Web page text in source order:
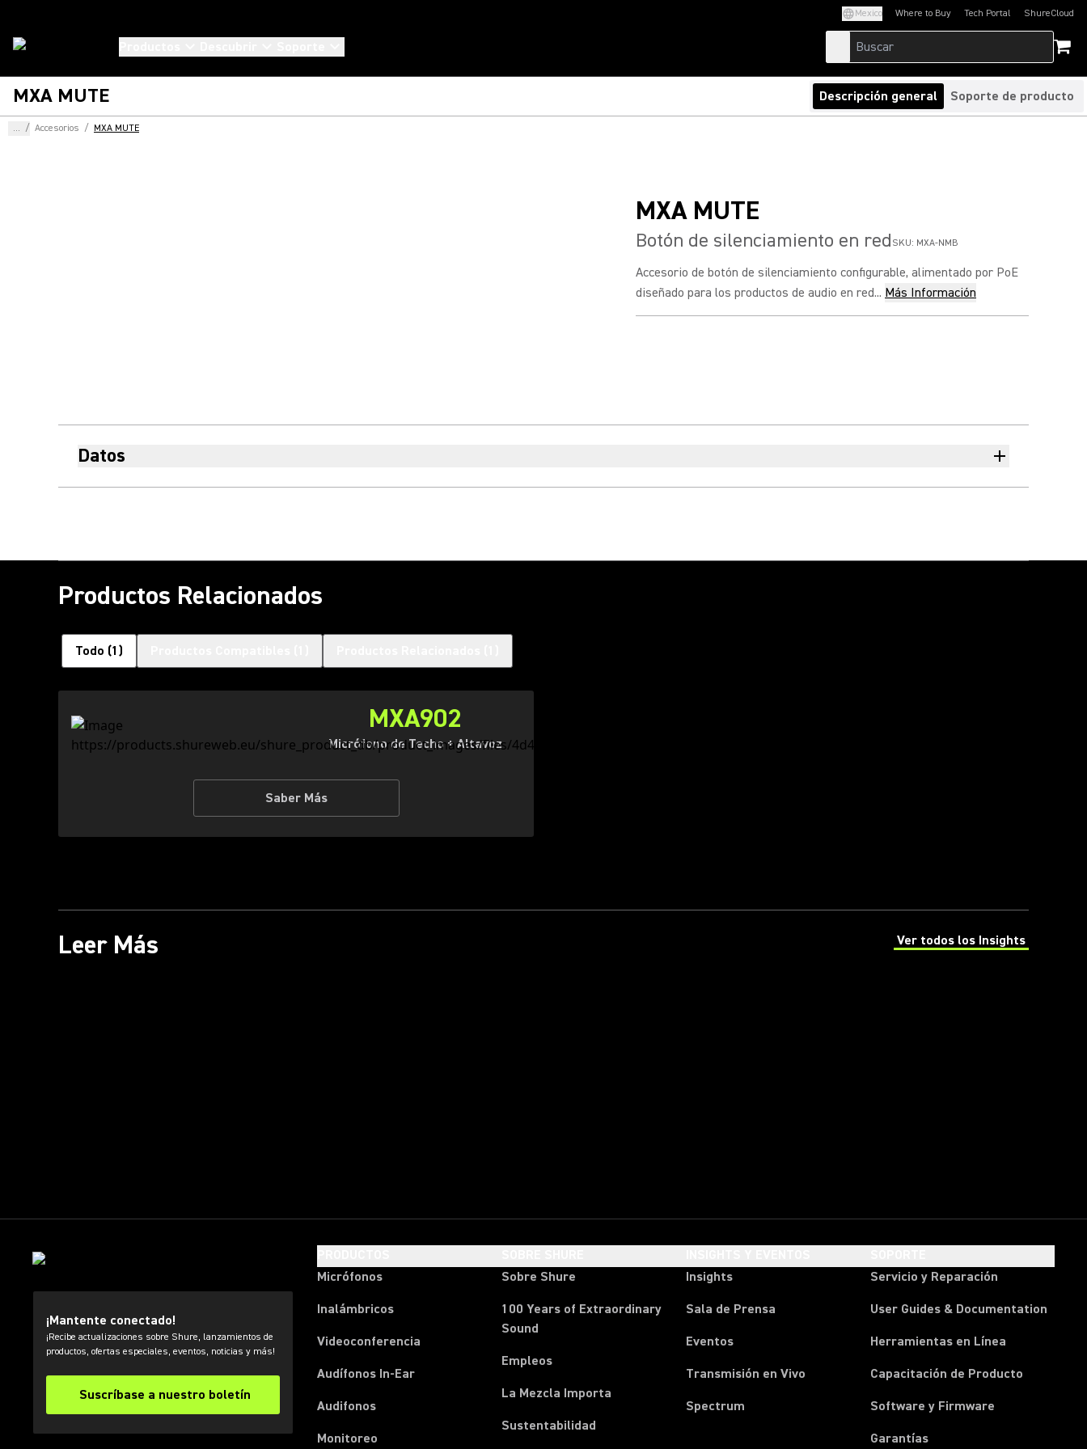
Mexico Where to Buy Tech Portal
(Opens in a new tab)ShureCloud
(Opens in a new
MXA MUTE Descripción general Soporte de producto
... / Accesorios / MXA MUTE
MXA MUTE
Botón de silenciamiento en red SKU: MXA-NMB
Accesorio de botón de silenciamiento configurable, alimentado por PoE
diseñado para los productos de audio en red... Más Información
Datos
Productos Relacionados
Todo (1 )
MXA902
Micrófono de Techo + Altavoz
Saber Más
Leer Más Ver todos los Insights
(Opens in a new tab)
¡Mantente conectado!
¡Recibe actualizaciones sobre Shure, lanzamientos de
productos, ofertas especiales, eventos, noticias y más!
Suscríbase a nuestro boletín
Micrófonos
Inalámbricos
Videoconferencia
Audífonos In-Ear
Audifonos
Monitoreo
Sobre Shure
100 Years of Extraordinary
Sound
Empleos
La Mezcla Importa
Sustentabilidad
Insights
Sala de Prensa
Eventos
Transmisión en Vivo
Spectrum
Servicio y Reparación
User Guides & Documentation
Herramientas en Línea
Capacitación de Producto
Software y Firmware
Garantías